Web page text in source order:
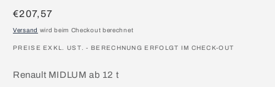
Normaler
Preis
€207,57
Versand wird beim Checkout berechnet
PREISE EXKL. UST. - BERECHNUNG ERFOLGT IM CHECK-OUT
Renault MIDLUM ab 12 t